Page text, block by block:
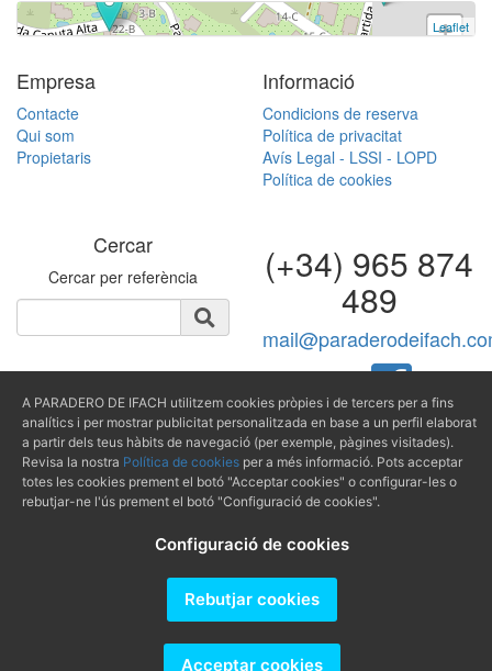
+
Leaflet
Empresa
Contacte
Qui som
Propietaris
Informació
Condicions de reserva
Política de privacitat
Avís Legal - LSSI - LOPD
Política de cookies
Cercar
Cercar per referència (+34) 965 874
489
Producido por
A PARADERO DE IFACH utilitzem cookies pròpies i de tercers per a fins
analítics i per mostrar publicitat personalitzada en base a un perfil elaborat
a partir dels teus hàbits de navegació (per exemple, pàgines visitades).
Revisa la nostra Política de cookies per a més informació. Pots acceptar
totes les cookies prement el botó "Acceptar cookies" o configurar-les o
rebutjar-ne l'ús prement el botó "Configuració de cookies".
Configuració de cookies
Rebutjar cookies
Acceptar cookies